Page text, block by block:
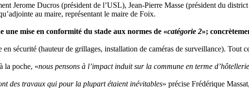
Jerome Ducros (président de l’USL), Jean-Pierre Masse (président du
au maire, représentant le maire de Foix.
mise en conformité du stade aux normes de «catégorie 2»;
sécurité (hauteur de grillages, installation de caméras de surveillance). Tout
la poche, «nous pensons à l’impact induit sur la commune en terme
des travaux qui pour la plupart étaient inévitables» précise Frédérique